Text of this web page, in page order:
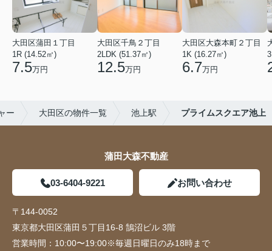
大田区蒲田１丁目
1R (14.52㎡)
7.5万円
大田区千鳥２丁目
2LDK (51.37㎡)
12.5万円
大田区大森本町２丁目
1K (16.27㎡)
6.7万円
ー 大田区の物件一覧 池上駅 プライムスクエア池上
蒲田大森不動産
03-6404-9221 お問い合わせ
〒144-0052
東京都大田区蒲田５丁目16-8 鵠沼ビル 3階
営業時間： 10:00〜19:00※毎週日曜日のみ18時まで